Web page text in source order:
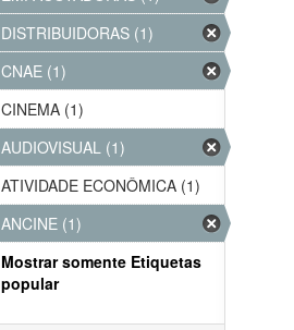
DISTRIBUIDORAS (1)
CNAE (1)
CINEMA (1)
AUDIOVISUAL (1)
ATIVIDADE ECONÔMICA (1)
ANCINE (1)
Mostrar somente Etiquetas
popular